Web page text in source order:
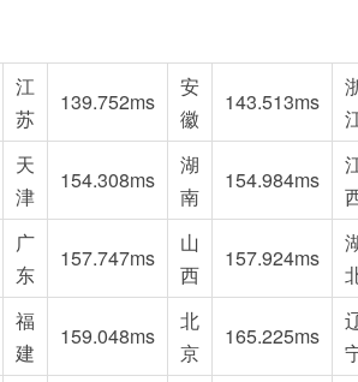
江
苏
139.752ms
安
徽
143.513ms
天
津
154.308ms
湖
南
154.984ms
广
东
157.747ms
山
西
157.924ms
福
建
159.048ms
北
京
165.225ms